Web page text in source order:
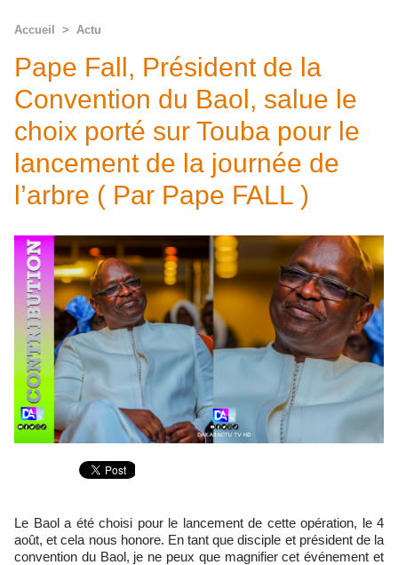
Accueil > Actu
Pape Fall, Président de la
Convention du Baol, salue le
choix porté sur Touba pour le
lancement de la journée de
l’arbre ( Par Pape FALL )
Le Baol a été choisi pour le lancement de cette opération, le 4
août, et cela nous honore. En tant que disciple et président de la
convention du Baol, je ne peux que magnifier cet événement et